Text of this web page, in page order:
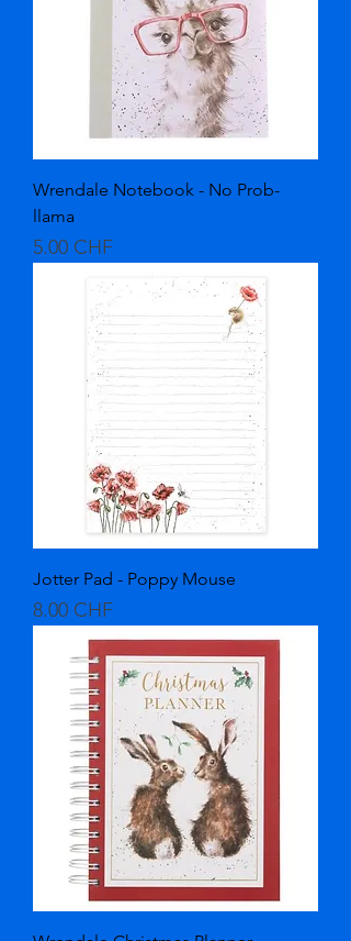
Wrendale Notebook - No Prob-
llama
Prix
5.00 CHF
Jotter Pad - Poppy Mouse
Prix
8.00 CHF